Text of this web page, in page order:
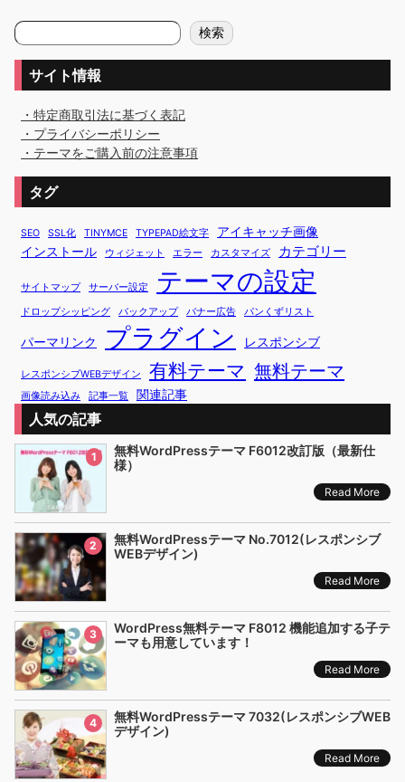
検
索
検索
サイト情報
・特定商取引法に基づく表記
・プライバシーポリシー
・テーマをご購入前の注意事項
タグ
SEO SSL化 TINYMCE TYPEPAD絵文字
アイキャッチ画像
インストール
ウィジェット エラー カスタマイズ カテゴリー
サイトマップ サーバー設定 テーマの設定
ドロップシッピング バックアップ バナー広告 パンくずリスト
パーマリンク プラグイン レスポンシブ
レスポンシブWEBデザイン 有料テーマ 無料テーマ
画像読み込み 記事一覧 関連記事
人気の記事
1
無料WordPressテーマ F6012改訂版（最新仕
様）
Read More
2
無料WordPressテーマ No.7012(レスポンシブ
WEBデザイン)
Read More
3
WordPress無料テーマ F8012 機能追加する子テ
ーマも用意しています！
Read More
4
無料WordPressテーマ 7032(レスポンシブWEB
デザイン)
Read More